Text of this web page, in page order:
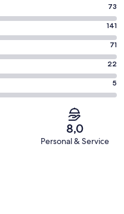
73
141
71
22
5
8,0
Personal & Service